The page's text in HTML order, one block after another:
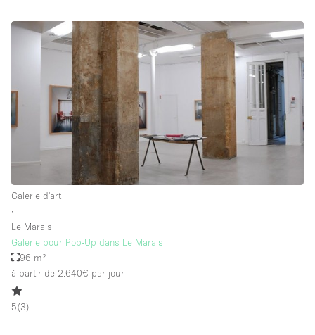
Galerie d'art
∙
Le Marais
Galerie pour Pop-Up dans Le Marais
96 m²
à partir de 2.640€ par jour
5(3)